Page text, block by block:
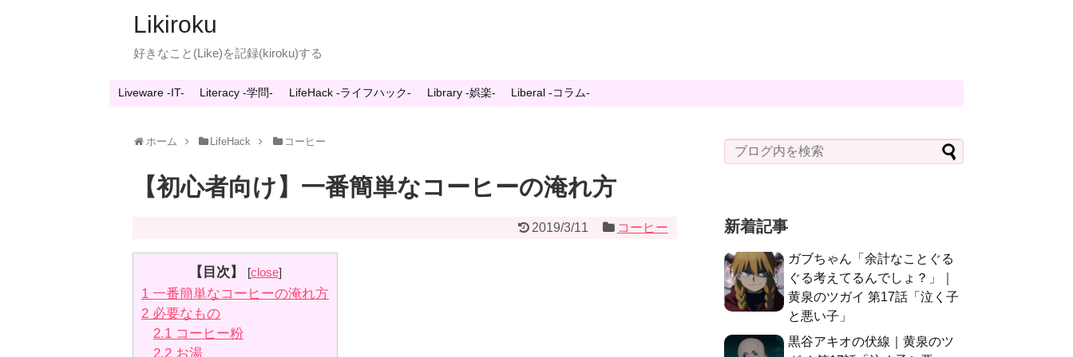
Likiroku
好きなこと(Like)を記録(kiroku)する
Liveware -IT- Literacy -学問- LifeHack -ライフハック- Library -娯楽- Liberal -コラム-
ホーム LifeHack コーヒー
【初心者向け】一番簡単なコーヒーの淹れ方
2019/3/11 コーヒー
【目次】 [close]
1 一番簡単なコーヒーの淹れ方
2 必要なもの
2.1 コーヒー粉
2.2 お湯
新着記事
ガブちゃん「余計なことぐる
ぐる考えてるんでしょ？」｜
黄泉のツガイ 第17話「泣く子
と悪い子」
黒谷アキオの伏線｜黄泉のツ